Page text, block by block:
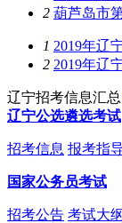
2 葫芦岛市
1 2019年辽
2 2019年辽
辽宁招考信息汇总
辽宁公选遴选考试
招考信息 报考指
国家公务员考试
招考公告 考试大纲